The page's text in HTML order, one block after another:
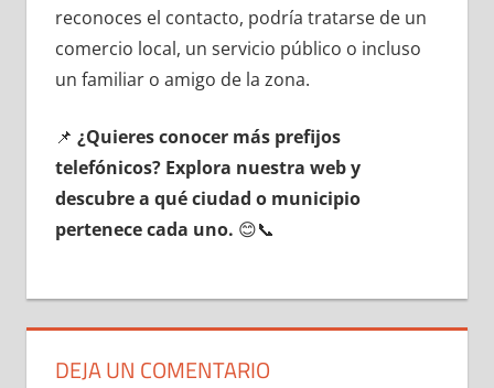
reconoces el contacto, podría tratarse dе un
comercio local, un servicio público ο incluso
un familiar ο amigo dе la zona.
📌 ¿Quieres conocer mа́s prefijos
telefónicos? Explora nuestra web у
descubre а qué ciudad ο municipio
pertenece cada uno. 😊📞
DEJA UN COMENTARIO